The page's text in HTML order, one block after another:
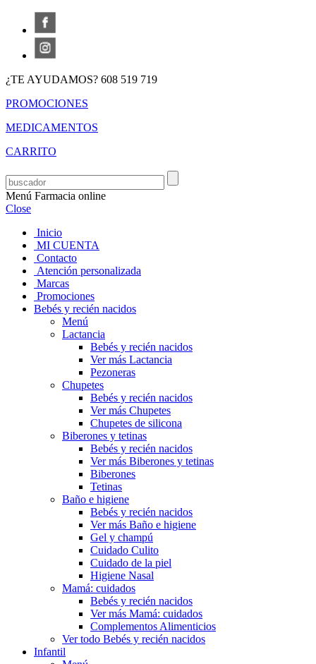
¿TE AYUDAMOS? 608 519 719
PROMOCIONES
MEDICAMENTOS
CARRITO
Menú Farmacia online
Close
Inicio
MI CUENTA
Contacto
Atención personalizada
Marcas
Promociones
Bebés y recién nacidos
Menú
Lactancia
Bebés y recién nacidos
Ver más Lactancia
Pezoneras
Chupetes
Bebés y recién nacidos
Ver más Chupetes
Chupetes de silicona
Biberones y tetinas
Bebés y recién nacidos
Ver más Biberones y tetinas
Biberones
Tetinas
Baño e higiene
Bebés y recién nacidos
Ver más Baño e higiene
Gel y champú
Cuidado Culito
Cuidado de la piel
Higiene Nasal
Mamá: cuidados
Bebés y recién nacidos
Ver más Mamá: cuidados
Complementos Alimenticios
Ver todo Bebés y recién nacidos
Infantil